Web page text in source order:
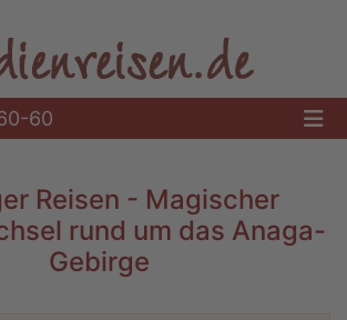
60
Reisen - Magischer
rund um das Anaga-
Gebirge